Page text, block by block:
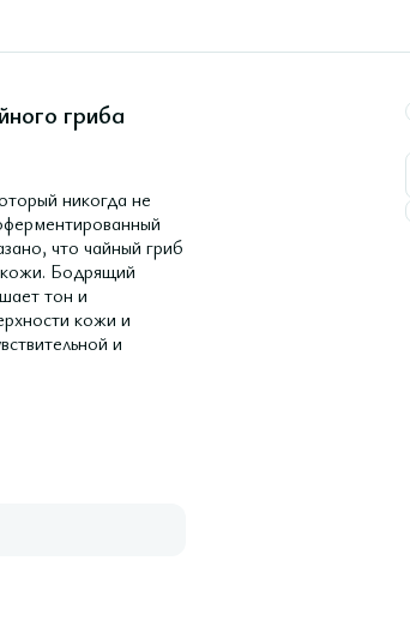
гриба
никогда не
что чайный гриб
Бодрящий
тон и
кожи и
и